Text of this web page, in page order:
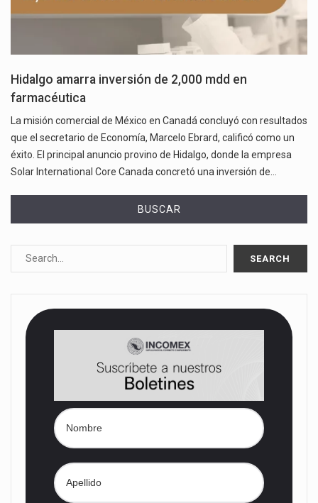
Hidalgo amarra inversión de 2,000 mdd en
farmacéutica
La misión comercial de México en Canadá concluyó con resultados
que el secretario de Economía, Marcelo Ebrard, calificó como un
éxito. El principal anuncio provino de Hidalgo, donde la empresa
Solar International Core Canada concretó una inversión de…
BUSCAR